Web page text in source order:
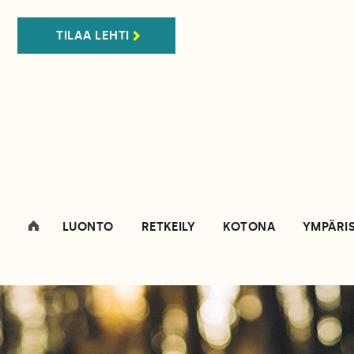
TILAA LEHTI
LUONTO RETKEILY KOTONA